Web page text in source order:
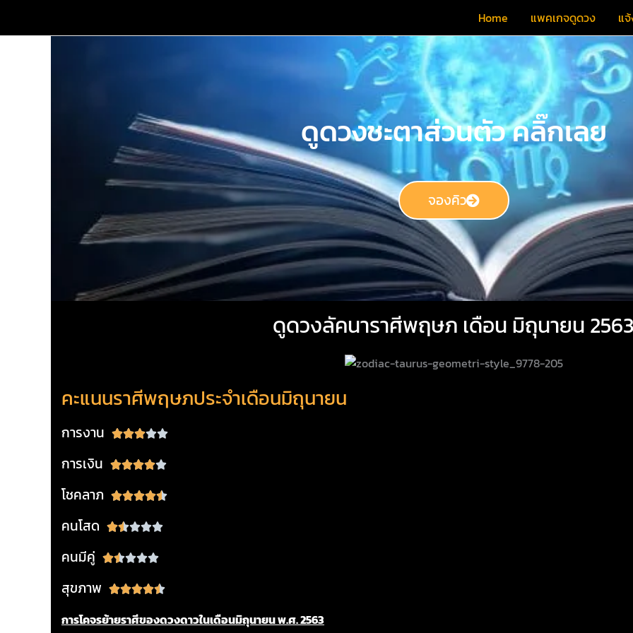
content
Home แพคเกจดูดวง แ
ดูดวงชะตาส่วนตัว คลิ๊กเลย
จองคิว
ดูดวงลัคนาราศีพฤษภ เดือน มิถุนายน
คะแนนราศีพฤษภประจำเดือนมิถุนายน
การงาน Rated
การเงิน Rated
out
โชคลาภ Rated
คนโสด Rated
5
คนมีคู่ Rated
out
5
สุขภาพ Rated
out
การโคจรย้ายราศีของดวงดาวในเดือนมิถุนายน พ.ศ. 2563